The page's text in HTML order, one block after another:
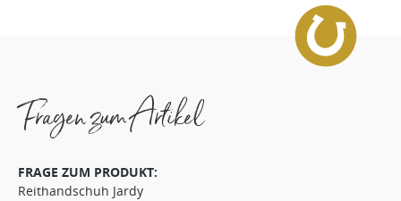
Fragen zum Artikel
FRAGE ZUM PRODUKT:
Reithandschuh Jardy